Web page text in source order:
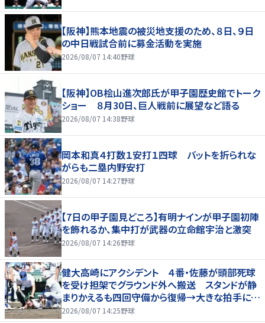
【阪神】熊本地震の被災地支援のため、８日、９日
の中日戦試合前に募金活動を実施
2026/08/07 14:40野球
【阪神】OB桧山進次郎氏が甲子園歴史館でトーク
ショー ８月30日、巨人戦前に展望など語る
2026/08/07 14:38野球
岡本和真４打数１安打１四球 バットを折られな
がらも二塁内野安打
2026/08/07 14:27野球
【7日の甲子園見どころ】有明ナインが甲子園初陣
を飾れるか、集中打が武器の立命館宇治と激突
2026/08/07 14:26野球
健大高崎にアクシデント ４番・佐藤が頭部死球
を受け担架でグラウンド外へ搬送 スタンドが静
まりかえるも四回守備から復帰→大きな拍手に包
まれる
2026/08/07 14:25野球